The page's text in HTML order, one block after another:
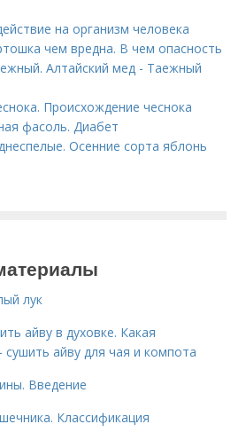
на организм человека
чем вредна. В чем опасность
Алтайский мед - Таежный
Происхождение чеснока
фасоль. Диабет
Осенние сорта яблонь
лук
айву в духовке. Какая
сушить айву для чая и компота
Введение
Классификация